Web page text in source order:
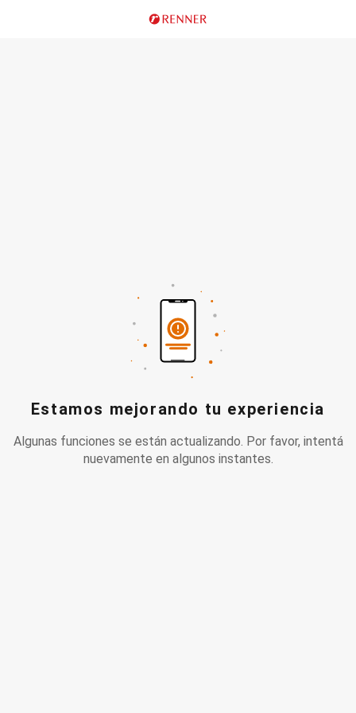
Estamos mejorando tu experiencia
Algunas funciones se están actualizando. Por favor, intentá
nuevamente en algunos instantes.